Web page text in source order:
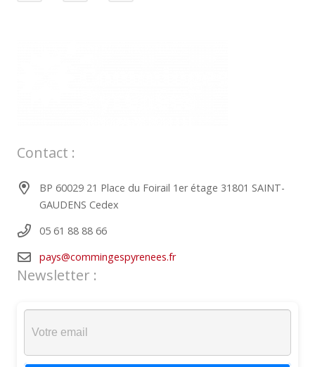
Contact :
BP 60029 21 Place du Foirail 1er étage 31801 SAINT-
GAUDENS Cedex
05 61 88 88 66
pays@commingespyrenees.fr
Newsletter :